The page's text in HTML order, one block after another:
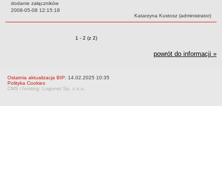
POLITYKA OBRONNA
KONSULTACJE SPOŁECZNE
ZADANIA I UPRAWNIENIA
PORZĄDKI OBRAD SESJI
dodanie załączników
Data:
2008-05-08 12:15:18
Autor:
Katarzyna Kustosz (administrator)
Zmiany o pozycjach
1 - 2 (z 2)
powrót do informacji »
Ostatnia aktualizacja BIP: 14.02.2025 10:35
Polityka Cookies
CMS i hosting: Logonet Sp. z o.o.